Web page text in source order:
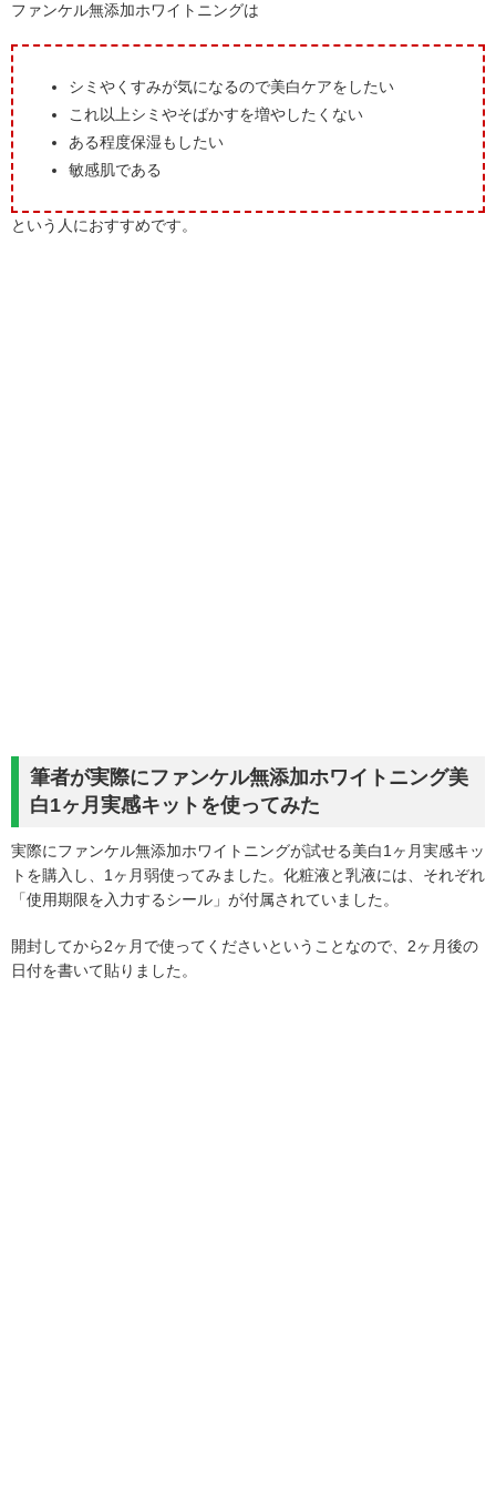
ファンケル無添加ホワイトニングは
シミやくすみが気になるので美白ケアをしたい
これ以上シミやそばかすを増やしたくない
ある程度保湿もしたい
敏感肌である
という人におすすめです。
筆者が実際にファンケル無添加ホワイトニング美
白1ヶ月実感キットを使ってみた
実際にファンケル無添加ホワイトニングが試せる美白1ヶ月実感キッ
トを購入し、1ヶ月弱使ってみました。化粧液と乳液には、それぞれ
「使用期限を入力するシール」が付属されていました。
開封してから2ヶ月で使ってくださいということなので、2ヶ月後の
日付を書いて貼りました。